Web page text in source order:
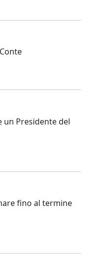
Presidente del
fino al termine